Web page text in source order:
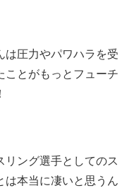
は圧力やパワハラを受
ことがもっとフューチ
リング選手としてのス
は本当に凄いと思うん